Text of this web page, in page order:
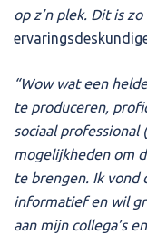
op z’n plek. Dit is
“Wow wat een
te produceren,
sociaal
mogelijkheden om
te brengen. Ik vond
informatief en wil
aan mijn collega’s